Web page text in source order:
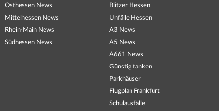
Osthessen News
Mittelhessen News
Rhein-Main News
Südhessen News
Blitzer Hessen
Unfälle Hessen
A3 News
A5 News
A661 News
Günstig tanken
Parkhäuser
Flugplan Frankfurt
Schulausfälle